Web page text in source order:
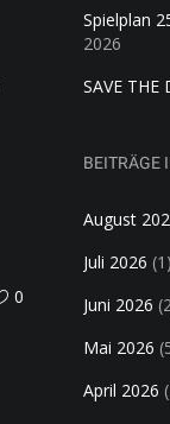
0
Spielplan
2026
SAVE THE
BEITRÄGE
August
Juli 2026 (1)
Juni 2026
Mai 2026
April 2026